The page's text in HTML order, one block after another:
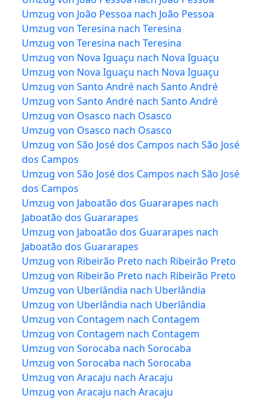
Umzug von João Pessoa nach João Pessoa
Umzug von Teresina nach Teresina
Umzug von Teresina nach Teresina
Umzug von Nova Iguaçu nach Nova Iguaçu
Umzug von Nova Iguaçu nach Nova Iguaçu
Umzug von Santo André nach Santo André
Umzug von Santo André nach Santo André
Umzug von Osasco nach Osasco
Umzug von Osasco nach Osasco
Umzug von São José dos Campos nach São José
dos Campos
Umzug von São José dos Campos nach São José
dos Campos
Umzug von Jaboatão dos Guararapes nach
Jaboatão dos Guararapes
Umzug von Jaboatão dos Guararapes nach
Jaboatão dos Guararapes
Umzug von Ribeirão Preto nach Ribeirão Preto
Umzug von Ribeirão Preto nach Ribeirão Preto
Umzug von Uberlândia nach Uberlândia
Umzug von Uberlândia nach Uberlândia
Umzug von Contagem nach Contagem
Umzug von Contagem nach Contagem
Umzug von Sorocaba nach Sorocaba
Umzug von Sorocaba nach Sorocaba
Umzug von Aracaju nach Aracaju
Umzug von Aracaju nach Aracaju